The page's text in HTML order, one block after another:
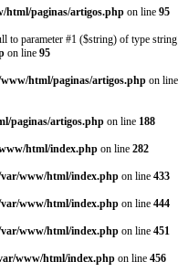
html/paginas/artigos.php on line 95
to parameter #1 ($string) of type string
on line 95
html/paginas/artigos.php on line
paginas/artigos.php on line 188
html/index.php on line 282
www/html/index.php on line 433
www/html/index.php on line 444
www/html/index.php on line 451
www/html/index.php on line 456